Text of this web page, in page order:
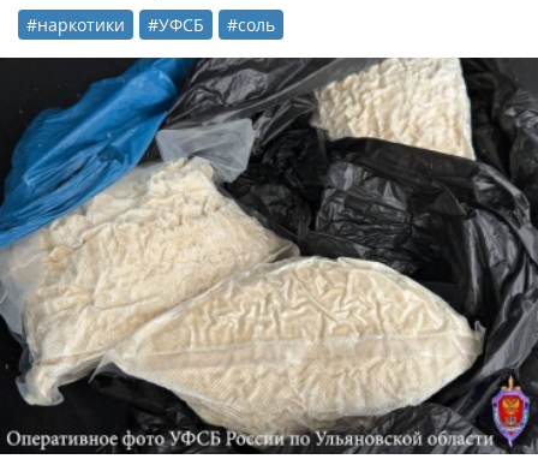
#наркотики #УФСБ #соль